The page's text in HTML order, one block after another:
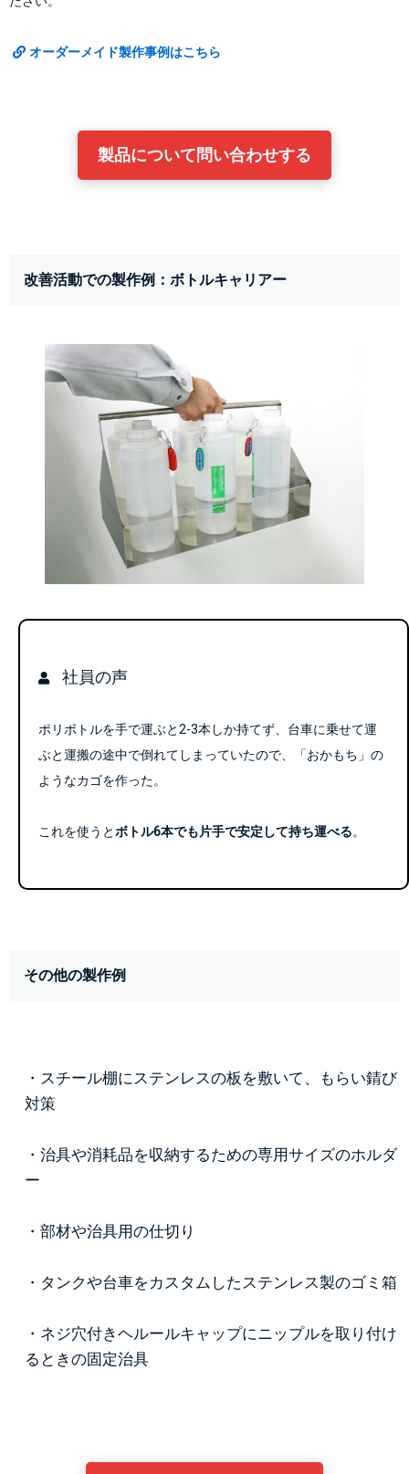
オーダーメイド製作事例はこちら
製品について問い合わせする
改善活動での製作例：ボトルキャリアー
社員の声
ポリボトルを手で運ぶと2-3本しか持てず、台車に乗せて運
ぶと運搬の途中で倒れてしまっていたので、「おかもち」の
ようなカゴを作った。
これを使うとボトル6本でも片手で安定して持ち運べる。
その他の製作例
・スチール棚にステンレスの板を敷いて、もらい錆び
対策
・治具や消耗品を収納するための専用サイズのホルダ
ー
・部材や治具用の仕切り
・タンクや台車をカスタムしたステンレス製のゴミ箱
・ネジ穴付きヘルールキャップにニップルを取り付け
るときの固定治具